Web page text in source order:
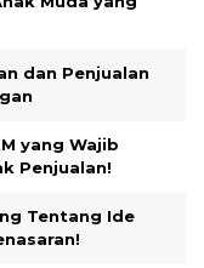
dan Penjualan
yang Wajib
Penjualan!
Tentang Ide